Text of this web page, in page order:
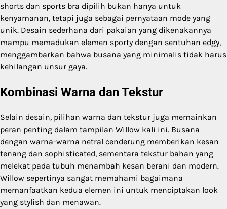
shorts dan sports bra dipilih bukan hanya untuk
kenyamanan, tetapi juga sebagai pernyataan mode yang
unik. Desain sederhana dari pakaian yang dikenakannya
mampu memadukan elemen sporty dengan sentuhan edgy,
menggambarkan bahwa busana yang minimalis tidak harus
kehilangan unsur gaya.
Kombinasi Warna dan Tekstur
Selain desain, pilihan warna dan tekstur juga memainkan
peran penting dalam tampilan Willow kali ini. Busana
dengan warna-warna netral cenderung memberikan kesan
tenang dan sophisticated, sementara tekstur bahan yang
melekat pada tubuh menambah kesan berani dan modern.
Willow sepertinya sangat memahami bagaimana
memanfaatkan kedua elemen ini untuk menciptakan look
yang stylish dan menawan.